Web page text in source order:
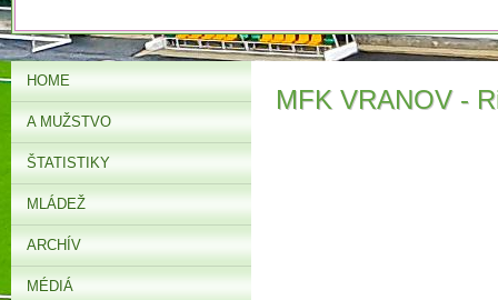
MFK VRANOV -
HOME
A MUŽSTVO
ŠTATISTIKY
MLÁDEŽ
ARCHÍV
MÉDIÁ